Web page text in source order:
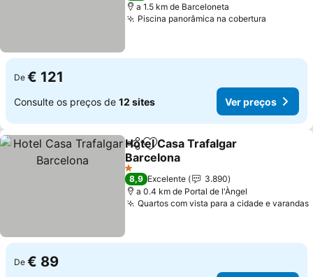
a 1.5 km de Barceloneta
Piscina panorâmica na cobertura
De € 121
Consulte os preços de 12 sites Ver preços
PartilharAdicionar aos favoritos
Hotel Casa Trafalgar
Barcelona
Ver preços
1 Estrelas
8,9 Excelente
3.890
a 0.4 km de Portal de l'Àngel
Quartos com vista para a cidade e varandas
De € 89